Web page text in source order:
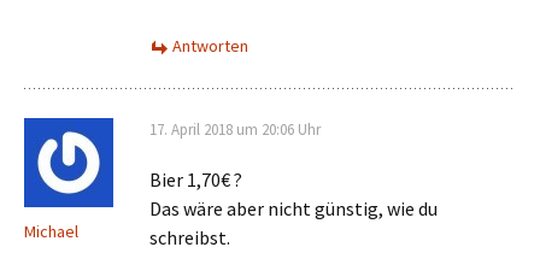
Antworten
Michael
17. April 2018 um 20:06 Uhr
Bier 1,70€ ?
Das wäre aber nicht günstig, wie du
schreibst.